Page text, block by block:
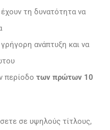
τη δυνατότητα να
γρήγορη ανάπτυξη και να
περίοδο των πρώτων 10
σε υψηλούς τίτλους,